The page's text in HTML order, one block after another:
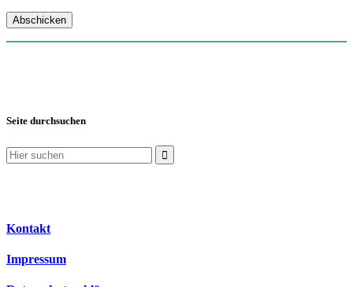
Seite durchsuchen
Suchen
nach:
Kontakt
Impressum